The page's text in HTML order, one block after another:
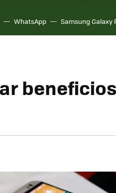
WhatsApp Samsung Galaxy